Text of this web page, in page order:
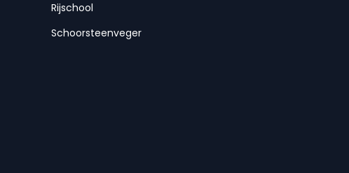
Rijschool
Schoorsteenveger